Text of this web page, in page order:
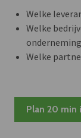
Welke
Welke
Welke
Plan 20 min